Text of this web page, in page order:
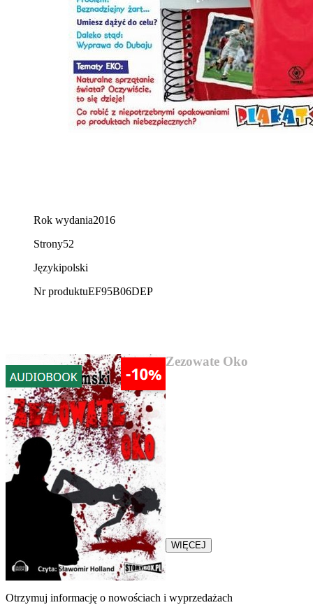
Rok wydania2016
Strony52
Językipolski
Nr produktuEF95B06DEP
Zezowate Oko
WIĘCEJ
Otrzymuj informację o nowościach i wyprzedażach